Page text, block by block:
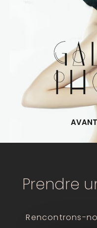
Prendre
Rencontrons-